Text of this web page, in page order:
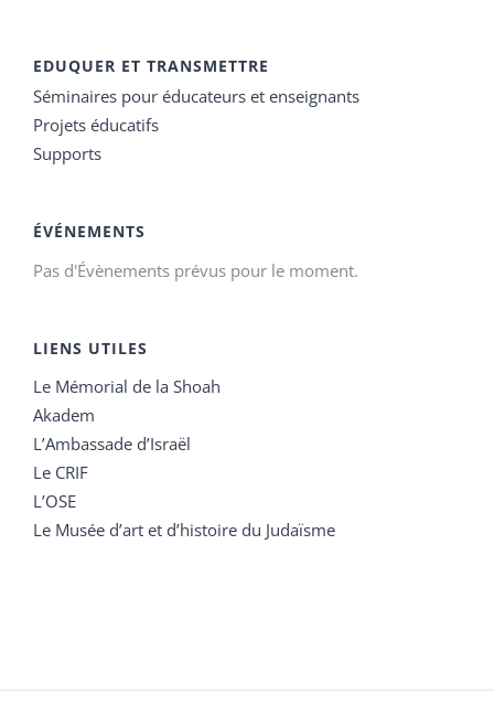
EDUQUER ET TRANSMETTRE
Séminaires pour éducateurs et enseignants
Projets éducatifs
Supports
ÉVÉNEMENTS
Pas d'Évènements prévus pour le moment.
LIENS UTILES
Le Mémorial de la Shoah
Akadem
L’Ambassade d’Israël
Le CRIF
L’OSE
Le Musée d’art et d’histoire du Judaïsme